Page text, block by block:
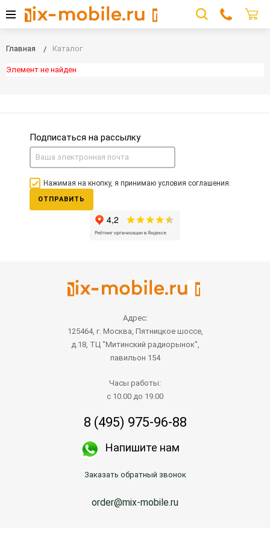
Главная Каталог
Элемент не найден
Подписаться на рассылку
Нажимая на кнопку, я принимаю условия соглашения.
ОТПРАВИТЬ
Адрес:
125464, г. Москва, Пятницкое шоссе,
д.18, ТЦ "Митинский радиорынок",
павильон 154
Часы работы:
с 10.00 до 19.00
8 (495) 975-96-88
Напишите нам
Заказать обратный звонок
order@mix-mobile.ru